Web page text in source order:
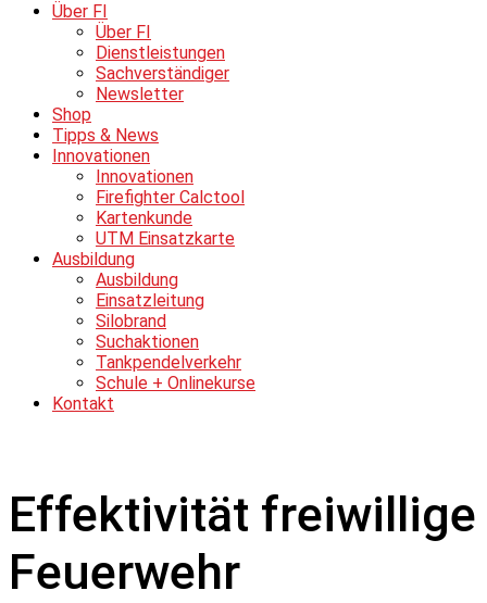
Über FI
Über FI
Dienstleistungen
Sachverständiger
Newsletter
Shop
Tipps & News
Innovationen
Innovationen
Firefighter Calctool
Kartenkunde
UTM Einsatzkarte
Ausbildung
Ausbildung
Einsatzleitung
Silobrand
Suchaktionen
Tankpendelverkehr
Schule + Onlinekurse
Kontakt
Effektivität freiwillige
Feuerwehr